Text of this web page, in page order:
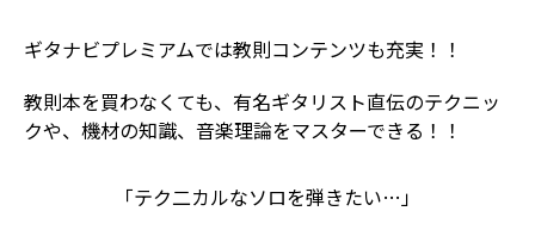
ギタナビプレミアムでは教則コンテンツも充実！！
教則本を買わなくても、有名ギタリスト直伝のテクニッ
クや、機材の知識、音楽理論をマスターできる！！
「テク二カルなソロを弾きたい…」